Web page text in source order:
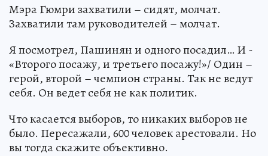
Мэра Гюмри захватили – сидят, молчат.
Захватили там руководителей – молчат.
Я посмотрел, Пашинян и одного посадил… И -
«Второго посажу, и третьего посажу!»/ Один –
герой, второй – чемпион страны. Так не ведут
себя. Он ведет себя не как политик.
Что касается выборов, то никаких выборов не
было. Пересажали, 600 человек арестовали. Но
вы тогда скажите объективно.